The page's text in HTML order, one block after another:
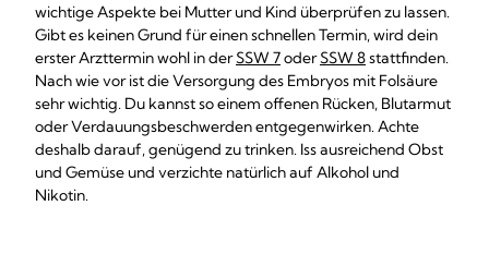
wichtige Aspekte bei Mutter und Kind überprüfen zu lassen.
Gibt es keinen Grund für einen schnellen Termin, wird dein
erster Arzttermin wohl in derSSW 7oderSSW 8stattfinden.
Nach wie vor ist die Versorgung des Embryos mit Folsäure
sehr wichtig. Du kannst so einem offenen Rücken, Blutarmut
oder Verdauungsbeschwerden entgegenwirken. Achte
deshalb darauf, genügend zu trinken. Iss ausreichend Obst
und Gemüse und verzichte natürlich auf Alkohol und
Nikotin.